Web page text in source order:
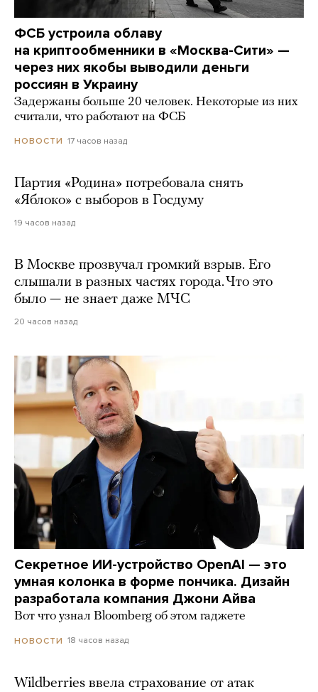
ФСБ устроила облаву
на криптообменники в «Москва-Сити» —
через них якобы выводили деньги
россиян в Украину
Задержаны больше 20 человек. Некоторые из них
считали, что работают на ФСБ
НОВОСТИ 17 часов назад
Партия «Родина» потребовала снять
«Яблоко» с выборов в Госдуму
19 часов назад
В Москве прозвучал громкий взрыв. Его
слышали в разных частях города. Что это
было — не знает даже МЧС
20 часов назад
Секретное ИИ-устройство OpenAI — это
умная колонка в форме пончика. Дизайн
разработала компания Джони Айва
Вот что узнал Bloomberg об этом гаджете
НОВОСТИ 18 часов назад
Wildberries ввела страхование от атак